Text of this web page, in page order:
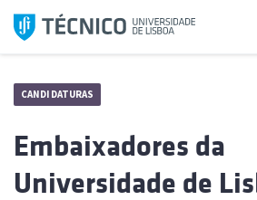
Saltar
para
CANDIDATURAS
Embaixadores da
Universidade de